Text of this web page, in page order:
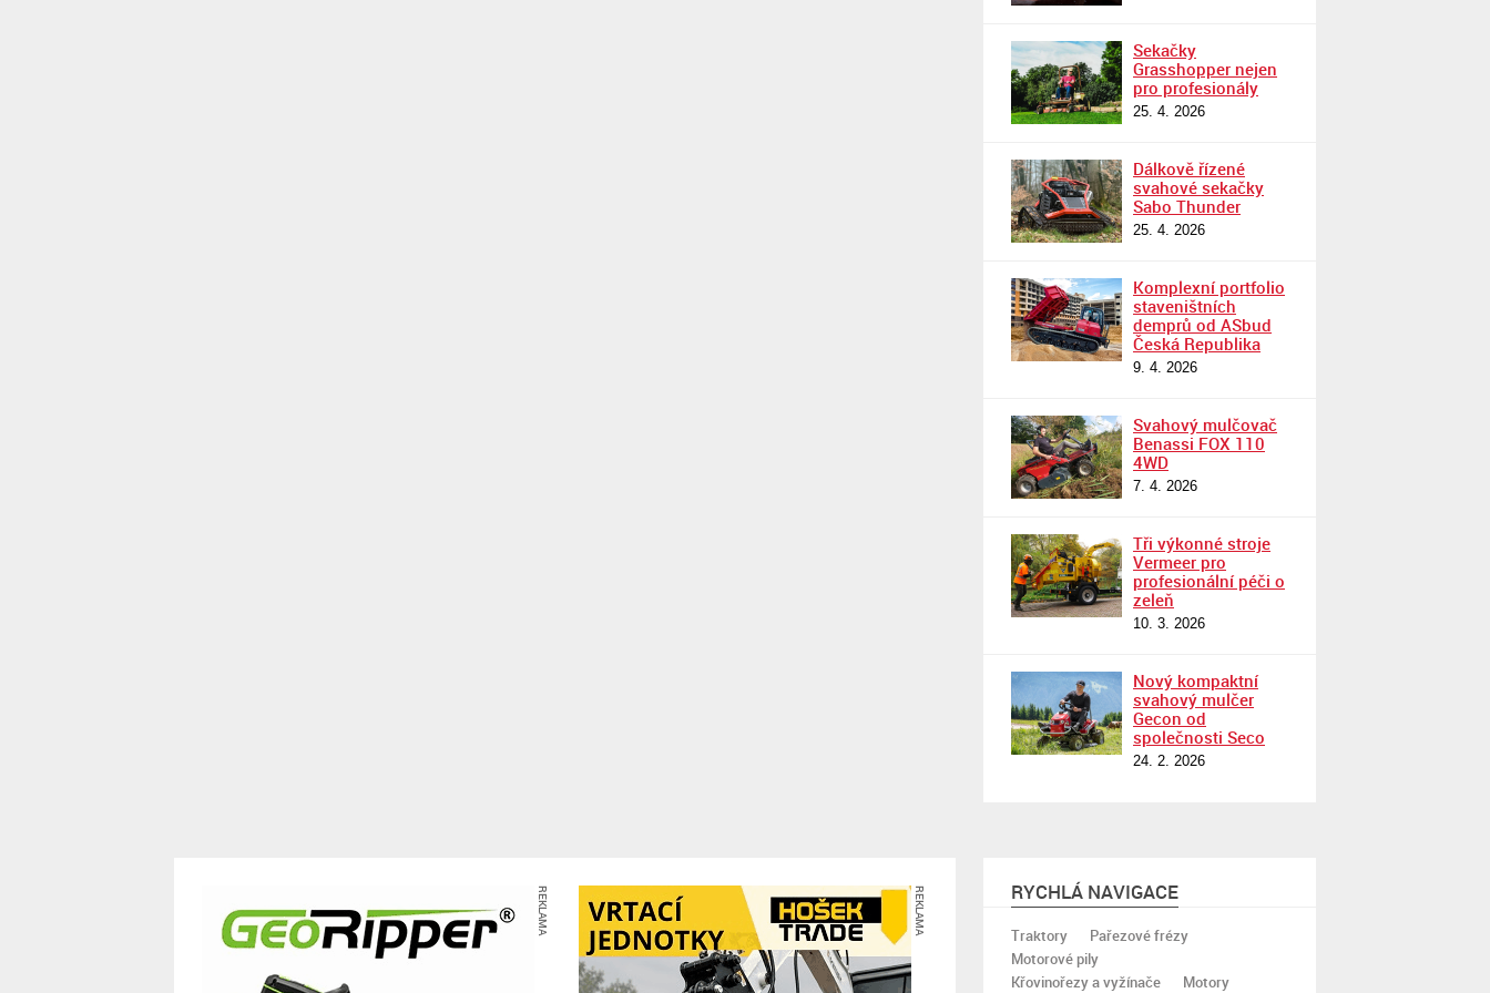
Sekačky
Grasshopper nejen
pro profesionály
25. 4. 2026
Dálkově řízené
svahové sekačky
Sabo Thunder
25. 4. 2026
Komplexní portfolio
staveništních
demprů od ASbud
Česká Republika
9. 4. 2026
Svahový mulčovač
Benassi FOX 110
4WD
7. 4. 2026
Tři výkonné stroje
Vermeer pro
profesionální péči o
zeleň
10. 3. 2026
Nový kompaktní
svahový mulčer
Gecon od
společnosti Seco
24. 2. 2026
REKLAMA REKLAMA RYCHLÁ NAVIGACE
Traktory
Pařezové frézy
Motorové pily
Křovinořezy a vyžínače
Motory